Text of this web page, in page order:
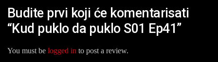
Budite prvi koji će komentarisati
“Kud puklo da puklo S01 Ep41”
You must be logged in to post a review.